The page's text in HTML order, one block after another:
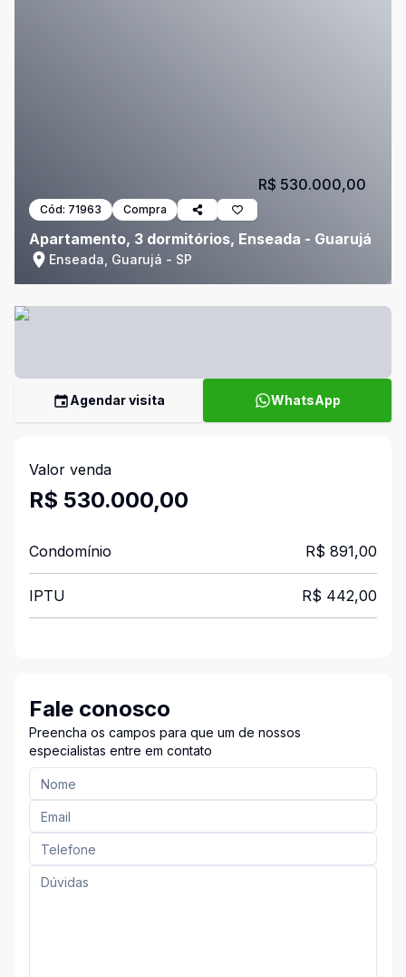
Cód: 71963 Compra
Apartamento, 3 dormitórios, Enseada - Guarujá
Enseada, Guarujá - SP
R$ 530.000,00
Agendar visita WhatsApp
Valor venda
R$ 530.000,00
Condomínio R$ 891,00
IPTU R$ 442,00
Fale conosco
Preencha os campos para que um de nossos
especialistas entre em contato